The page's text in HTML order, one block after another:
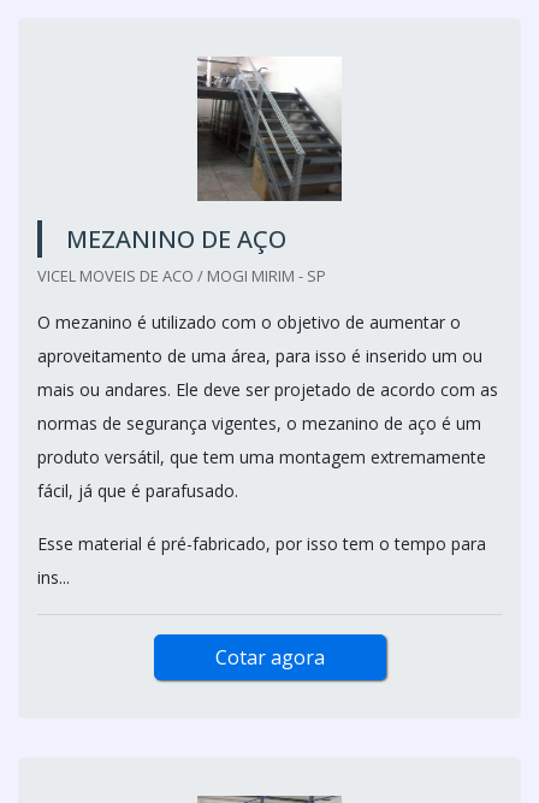
MEZANINO DE AÇO
VICEL MOVEIS DE ACO / MOGI MIRIM - SP
O mezanino é utilizado com o objetivo de aumentar o
aproveitamento de uma área, para isso é inserido um ou
mais ou andares. Ele deve ser projetado de acordo com as
normas de segurança vigentes, o mezanino de aço é um
produto versátil, que tem uma montagem extremamente
fácil, já que é parafusado.
Esse material é pré-fabricado, por isso tem o tempo para
ins...
Cotar agora